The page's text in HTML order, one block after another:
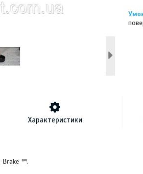
Характеристики
Brake ™.